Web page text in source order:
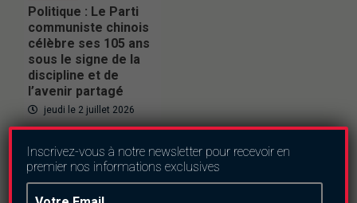
Politique : Le Parti
communiste chinois
célèbre ses 105 ans
sous le signe de la
discipline et de
l’avenir partagé
jeudi le 2 juillet 2026
En direct
Inscrivez-vous à notre newsletter pour recevoir en
premier nos informations exclusives